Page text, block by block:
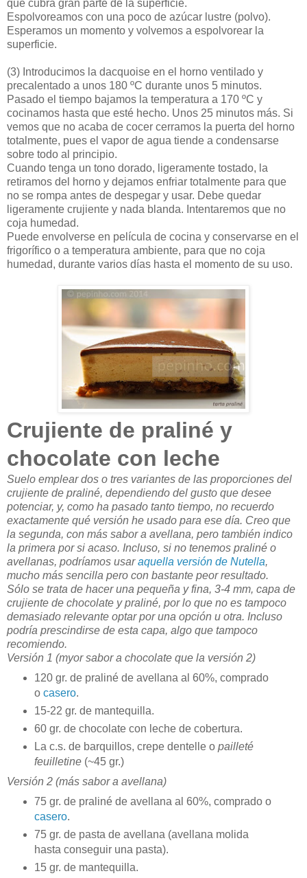
que cubra gran parte de la superficie.
Espolvoreamos con una poco de azúcar lustre (polvo).
Esperamos un momento y volvemos a espolvorear la
superficie.
(3) Introducimos la dacquoise en el horno ventilado y
precalentado a unos 180 ºC durante unos 5 minutos.
Pasado el tiempo bajamos la temperatura a 170 ºC y
cocinamos hasta que esté hecho. Unos 25 minutos más. Si
vemos que no acaba de cocer cerramos la puerta del horno
totalmente, pues el vapor de agua tiende a condensarse
sobre todo al principio.
Cuando tenga un tono dorado, ligeramente tostado, la
retiramos del horno y dejamos enfriar totalmente para que
no se rompa antes de despegar y usar. Debe quedar
ligeramente crujiente y nada blanda. Intentaremos que no
coja humedad.
Puede envolverse en película de cocina y conservarse en el
frigorífico o a temperatura ambiente, para que no coja
humedad, durante varios días hasta el momento de su uso.
Crujiente de praliné y
chocolate con leche
Suelo emplear dos o tres variantes de las proporciones del
crujiente de praliné, dependiendo del gusto que desee
potenciar, y, como ha pasado tanto tiempo, no recuerdo
exactamente qué versión he usado para ese día. Creo que
la segunda, con más sabor a avellana, pero también indico
la primera por si acaso. Incluso, si no tenemos praliné o
avellanas, podríamos usaraquella versión de Nutella,
mucho más sencilla pero con bastante peor resultado.
Sólo se trata de hacer una pequeña y fina, 3-4 mm, capa de
crujiente de chocolate y praliné, por lo que no es tampoco
demasiado relevante optar por una opción u otra. Incluso
podría prescindirse de esta capa, algo que tampoco
recomiendo.
Versión 1 (myor sabor a chocolate que la versión 2)
120 gr. de praliné de avellana al 60%, comprado
o casero.
15-22 gr. de mantequilla.
60 gr. de chocolate con leche de cobertura.
La c.s. de barquillos, crepe dentelle o pailleté
feuilletine(~45 gr.)
Versión 2 (más sabor a avellana)
75 gr. de praliné de avellana al 60%, comprado o
casero.
75 gr. de pasta de avellana (avellana molida
hasta conseguir una pasta).
15 gr. de mantequilla.